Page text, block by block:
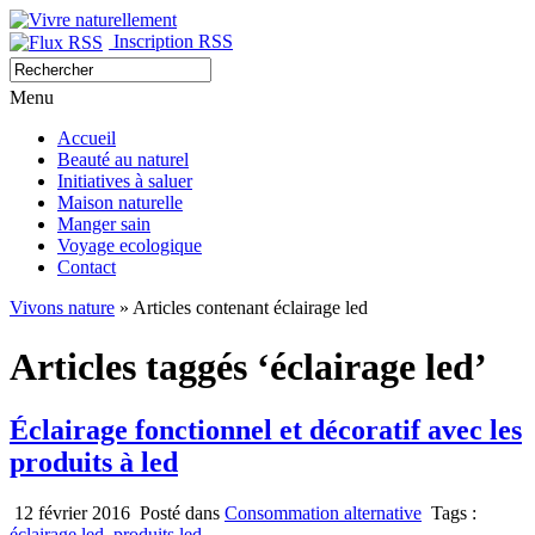
Inscription RSS
Menu
Accueil
Beauté au naturel
Initiatives à saluer
Maison naturelle
Manger sain
Voyage ecologique
Contact
Vivons nature » Articles contenant éclairage led
Articles taggés ‘éclairage led’
Éclairage fonctionnel et décoratif avec les
produits à led
12 février 2016 Posté dans Consommation alternative Tags :